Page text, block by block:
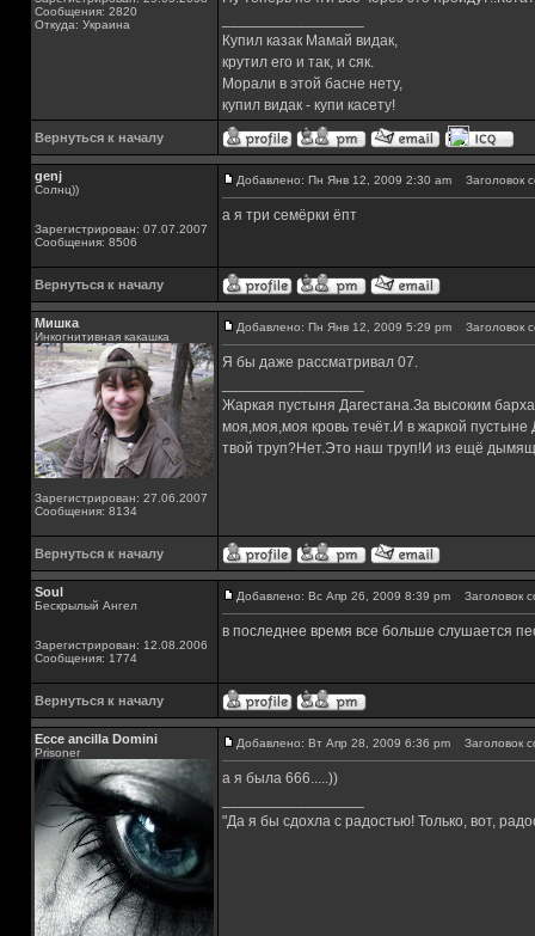
Сообщения: 2820
Откуда: Украина
Купил казак Мамай видак,
крутил его и так, и сяк.
Морали в этой басне нету,
купил видак - купи касету!
Вернуться к началу
genj
Солнц))
Зарегистрирован: 07.07.2007
Сообщения: 8506
Добавлено: Пн Янв 12, 2009 2:30 am Заголовок
а я три семёрки ёпт
Вернуться к началу
Мишка
Инкогнитивная какашка
Зарегистрирован: 27.06.2007
Сообщения: 8134
Добавлено: Пн Янв 12, 2009 5:29 pm Заголовок
Я бы даже рассматривал 07.
Жаркая пустыня Дагестана.За высоким
моя,моя,моя кровь течёт.И в жаркой
твой труп?Нет.Это наш труп!И из ещё
Вернуться к началу
Soul
Бескрылый Ангел
Зарегистрирован: 12.08.2006
Сообщения: 1774
Добавлено: Вс Апр 26, 2009 8:39 pm Заголовок
в последнее время все больше слушается
Вернуться к началу
Ecce ancilla Domini
Prisoner
Добавлено: Вт Апр 28, 2009 6:36 pm Заголовок
а я была 666.....))
"Да я бы сдохла с радостью! Только, вот,